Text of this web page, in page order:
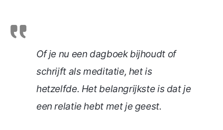
Of je nu een dagboek bijhoudt of
schrijft als meditatie, het is
hetzelfde. Het belangrijkste is dat je
een relatie hebt met je geest.